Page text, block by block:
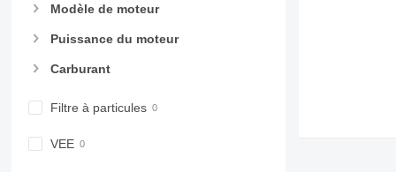
963
966
980
988
Modèle de moteur
Puissance du moteur
Carburant
Filtre à particules
VEE